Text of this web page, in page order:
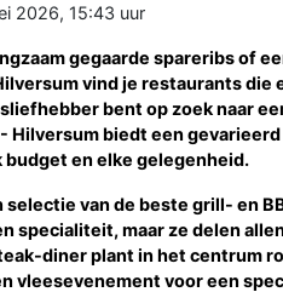
2026, 15:43 uur
gegaarde spareribs of
vind je restaurants die
bent op zoek naar
Hilversum biedt een
en elke gelegenheid.
selectie van de beste grill- en
specialiteit, maar ze delen
diner plant in het centrum
vleesevenement voor een